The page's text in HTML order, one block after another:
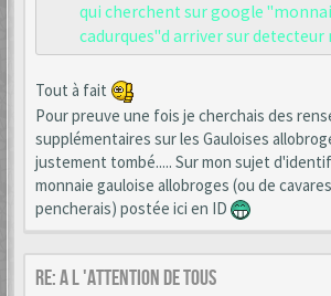
qui cherchent sur google
cadurques"d arriver sur detecteur
Tout à fait
Pour preuve une fois je cherchais des
supplémentaires sur les Gauloises
justement tombé..... Sur mon sujet
monnaie gauloise allobroges (ou de
pencherais) postée ici en ID
Re: A L 'ATTENTION DE TOUS